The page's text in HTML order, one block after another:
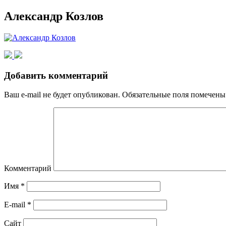
Александр Козлов
Добавить комментарий
Ваш e-mail не будет опубликован. Обязательные поля
Комментарий
Имя *
E-mail *
Сайт